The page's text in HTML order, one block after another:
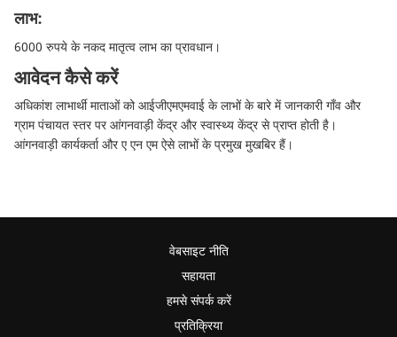
लाभ:
6000 रुपये के नकद मातृत्व लाभ का प्रावधान।
आवेदन कैसे करें
अधिकांश लाभार्थी माताओं को आईजीएमएमवाई के लाभों के बारे में जानकारी गाँव और
ग्राम पंचायत स्तर पर आंगनवाड़ी केंद्र और स्वास्थ्य केंद्र से प्राप्त होती है।
आंगनवाड़ी कार्यकर्ता और ए एन एम ऐसे लाभों के प्रमुख मुखबिर हैं।
वेबसाइट नीति
सहायता
हमसे संपर्क करें
प्रतिक्रिया